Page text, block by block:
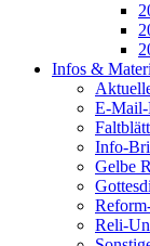
Infos &
E-Mail-
Info-
Gelbe
Reli-